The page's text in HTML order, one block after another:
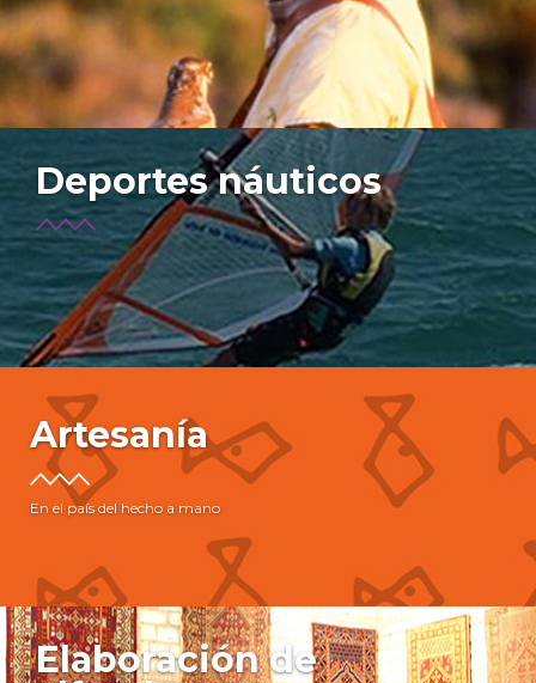
Deportes náuticos
Artesanía
En el país del hecho a mano
Elaboración de